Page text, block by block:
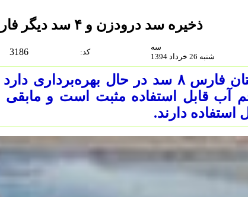
ذخیره سد درودزن و ۴ سد دیگر فارس‏‏، روند منفی دارد
3186 :كد
سه
شنبه 26 خرداد 1394
آب قابل استفاده مثبت است و
استفاده دارند.